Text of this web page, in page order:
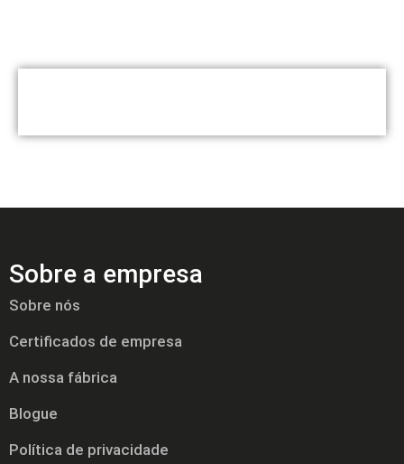
Sobre a empresa
Sobre nós
Certificados de empresa
A nossa fábrica
Blogue
Política de privacidade